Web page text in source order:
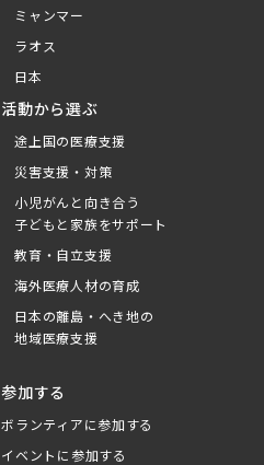
ミャンマー
ラオス
日本
活動から選ぶ
途上国の医療支援
災害支援・対策
小児がんと向き合う
子どもと家族をサポート
教育・自立支援
海外医療人材の育成
日本の離島・へき地の
地域医療支援
参加する
ボランティアに参加する
イベントに参加する